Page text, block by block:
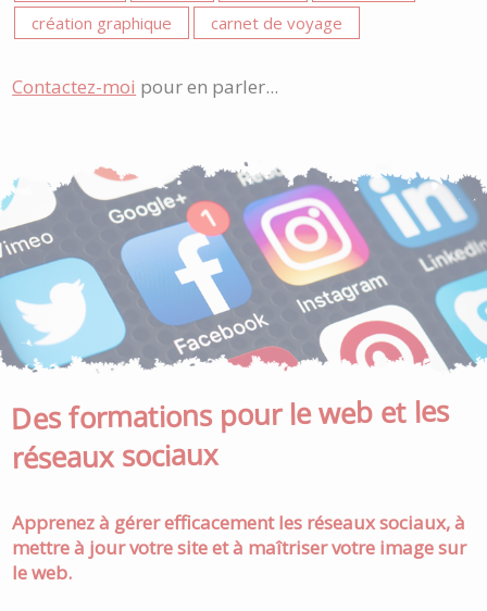
création graphique carnet de voyage
Contactez-moi pour en parler...
Des formations pour le web et les
réseaux sociaux
Apprenez à gérer efficacement les réseaux sociaux, à
mettre à jour votre site et à maîtriser votre image sur
le web.